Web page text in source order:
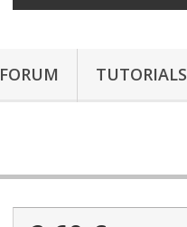
FORUM TUTORIALS